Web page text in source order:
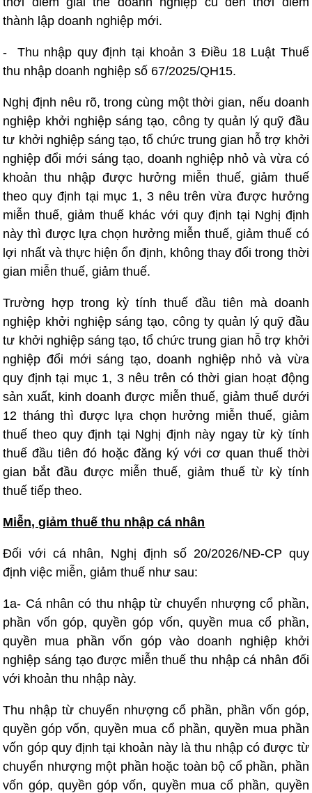
thành lập doanh nghiệp mới.
- Thu nhập quy định tại khoản 3 Điều 18 Luật Thuế
thu nhập doanh nghiệp số 67/2025/QH15.
Nghị định nêu rõ, trong cùng một thời gian, nếu doanh
nghiệp khởi nghiệp sáng tạo, công ty quản lý quỹ đầu
tư khởi nghiệp sáng tạo, tổ chức trung gian hỗ trợ khởi
nghiệp đổi mới sáng tạo, doanh nghiệp nhỏ và vừa có
khoản thu nhập được hưởng miễn thuế, giảm thuế
theo quy định tại mục 1, 3 nêu trên vừa được hưởng
miễn thuế, giảm thuế khác với quy định tại Nghị định
này thì được lựa chọn hưởng miễn thuế, giảm thuế có
lợi nhất và thực hiện ổn định, không thay đổi trong thời
gian miễn thuế, giảm thuế.
Trường hợp trong kỳ tính thuế đầu tiên mà doanh
nghiệp khởi nghiệp sáng tạo, công ty quản lý quỹ đầu
tư khởi nghiệp sáng tạo, tổ chức trung gian hỗ trợ khởi
nghiệp đổi mới sáng tạo, doanh nghiệp nhỏ và vừa
quy định tại mục 1, 3 nêu trên có thời gian hoạt động
sản xuất, kinh doanh được miễn thuế, giảm thuế dưới
12 tháng thì được lựa chọn hưởng miễn thuế, giảm
thuế theo quy định tại Nghị định này ngay từ kỳ tính
thuế đầu tiên đó hoặc đăng ký với cơ quan thuế thời
gian bắt đầu được miễn thuế, giảm thuế từ kỳ tính
thuế tiếp theo.
Miễn, giảm thuế thu nhập cá nhân
Đối với cá nhân, Nghị định số 20/2026/NĐ-CP quy
định việc miễn, giảm thuế như sau:
1a- Cá nhân có thu nhập từ chuyển nhượng cổ phần,
phần vốn góp, quyền góp vốn, quyền mua cổ phần,
quyền mua phần vốn góp vào doanh nghiệp khởi
nghiệp sáng tạo được miễn thuế thu nhập cá nhân đối
với khoản thu nhập này.
Thu nhập từ chuyển nhượng cổ phần, phần vốn góp,
quyền góp vốn, quyền mua cổ phần, quyền mua phần
vốn góp quy định tại khoản này là thu nhập có được từ
chuyển nhượng một phần hoặc toàn bộ cổ phần, phần
vốn góp, quyền góp vốn, quyền mua cổ phần, quyền